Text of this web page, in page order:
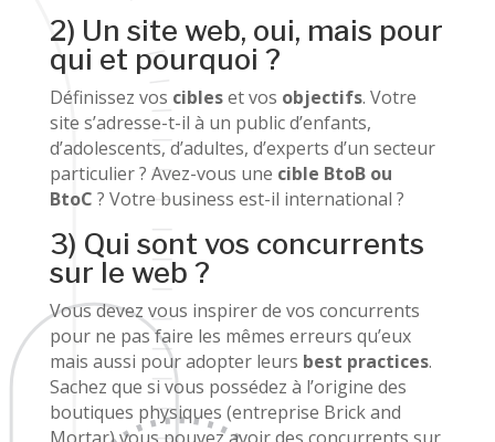
2) Un site web, oui, mais pour
qui et pourquoi ?
Définissez vos cibleset vos objectifs. Votre
site s’adresse-t-il à un public d’enfants,
d’adolescents, d’adultes, d’experts d’un secteur
particulier ? Avez-vous une cible BtoB ou
BtoC ? Votre business est-il international ?
3) Qui sont vos concurrents
sur le web ?
Vous devez vous inspirer de vos concurrents
pour ne pas faire les mêmes erreurs qu’eux
mais aussi pour adopter leurs best practices.
Sachez que si vous possédez à l’origine des
boutiques physiques (entreprise Brick and